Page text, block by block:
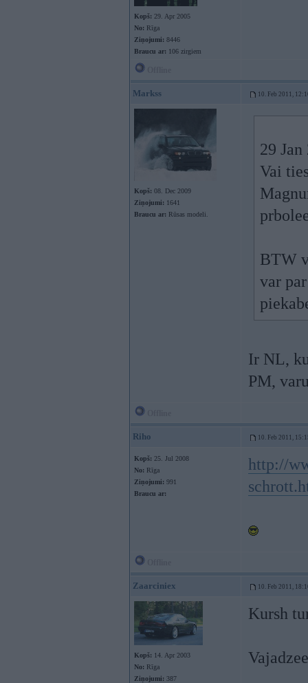
Kopš: 29. Apr 2005
No: Rīga
Ziņojumi: 8446
Braucu ar: 106 zirgiem
Markss 10. Feb 2011,
Kopš: 08. Dec 2009
Ziņojumi: 1641
Braucu ar: Rūsas modeli.
29
Vai
BTW
var
Ir NL,
PM,
Riho 10. Feb 2011,
Kopš: 25. Jul 2008
No: Rīga
Ziņojumi: 991
Braucu ar:
http://
Zaarciniex 10. Feb 2011,
Kopš: 14. Apr 2003
No: Rīga
Ziņojumi: 387
Kursh